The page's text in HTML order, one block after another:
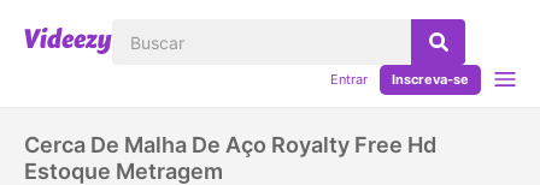
Entrar Inscreva-se
Cerca De Malha De Aço Royalty Free Hd
Estoque Metragem